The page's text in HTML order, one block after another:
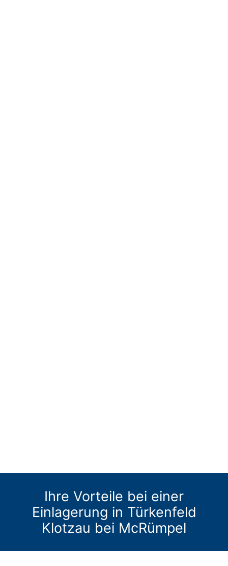
Ihre Vorteile bei einer
Einlagerung in Türkenfeld
Klotzau bei McRümpel